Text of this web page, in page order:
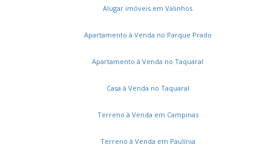
Alugar imóveis em Valinhos
Apartamento à Venda no Parque Prado
Apartamento à Venda no Taquaral
Casa à Venda no Taquaral
Terreno à Venda em Campinas
Terreno à Venda em Paulínia